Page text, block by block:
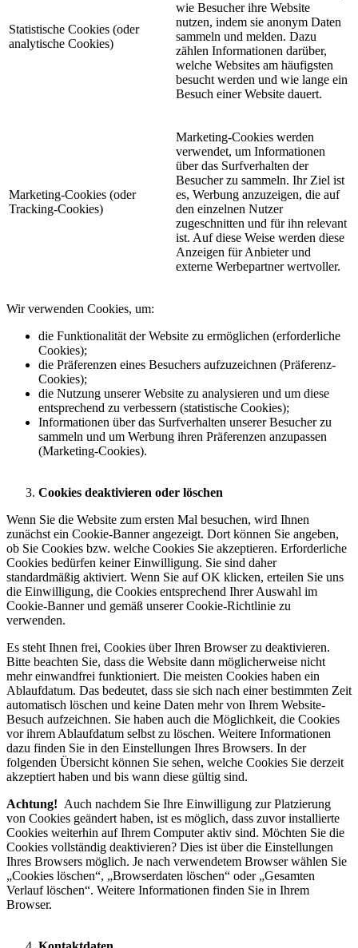
Statistische Cookies (oder
analytische Cookies)
wie Besucher ihre Website
nutzen, indem sie anonym Daten
sammeln und melden. Dazu
zählen Informationen darüber,
welche Websites am häufigsten
besucht werden und wie lange ein
Besuch einer Website dauert.
Marketing-Cookies (oder
Tracking-Cookies)
Marketing-Cookies werden
verwendet, um Informationen
über das Surfverhalten der
Besucher zu sammeln. Ihr Ziel ist
es, Werbung anzuzeigen, die auf
den einzelnen Nutzer
zugeschnitten und für ihn relevant
ist. Auf diese Weise werden diese
Anzeigen für Anbieter und
externe Werbepartner wertvoller.
Wir verwenden Cookies, um:
die Funktionalität der Website zu ermöglichen (erforderliche
Cookies);
die Präferenzen eines Besuchers aufzuzeichnen (Präferenz-
Cookies);
die Nutzung unserer Website zu analysieren und um diese
entsprechend zu verbessern (statistische Cookies);
Informationen über das Surfverhalten unserer Besucher zu
sammeln und um Werbung ihren Präferenzen anzupassen
(Marketing-Cookies).
Cookies deaktivieren oder löschen
Wenn Sie die Website zum ersten Mal besuchen, wird Ihnen
zunächst ein Cookie-Banner angezeigt. Dort können Sie angeben,
ob Sie Cookies bzw. welche Cookies Sie akzeptieren. Erforderliche
Cookies bedürfen keiner Einwilligung. Sie sind daher
standardmäßig aktiviert. Wenn Sie auf OK klicken, erteilen Sie uns
die Einwilligung, die Cookies entsprechend Ihrer Auswahl im
Cookie-Banner und gemäß unserer Cookie-Richtlinie zu
verwenden.
Es steht Ihnen frei, Cookies über Ihren Browser zu deaktivieren.
Bitte beachten Sie, dass die Website dann möglicherweise nicht
mehr einwandfrei funktioniert. Die meisten Cookies haben ein
Ablaufdatum. Das bedeutet, dass sie sich nach einer bestimmten Zeit
automatisch löschen und keine Daten mehr von Ihrem Website-
Besuch aufzeichnen. Sie haben auch die Möglichkeit, die Cookies
vor ihrem Ablaufdatum selbst zu löschen. Weitere Informationen
dazu finden Sie in den Einstellungen Ihres Browsers. In der
folgenden Übersicht können Sie sehen, welche Cookies Sie derzeit
akzeptiert haben und bis wann diese gültig sind.
Achtung! Auch nachdem Sie Ihre Einwilligung zur Platzierung
von Cookies geändert haben, ist es möglich, dass zuvor installierte
Cookies weiterhin auf Ihrem Computer aktiv sind. Möchten Sie die
Cookies vollständig deaktivieren? Dies ist über die Einstellungen
Ihres Browsers möglich. Je nach verwendetem Browser wählen Sie
„Cookies löschen“, „Browserdaten löschen“ oder „Gesamten
Verlauf löschen“. Weitere Informationen finden Sie in Ihrem
Browser.